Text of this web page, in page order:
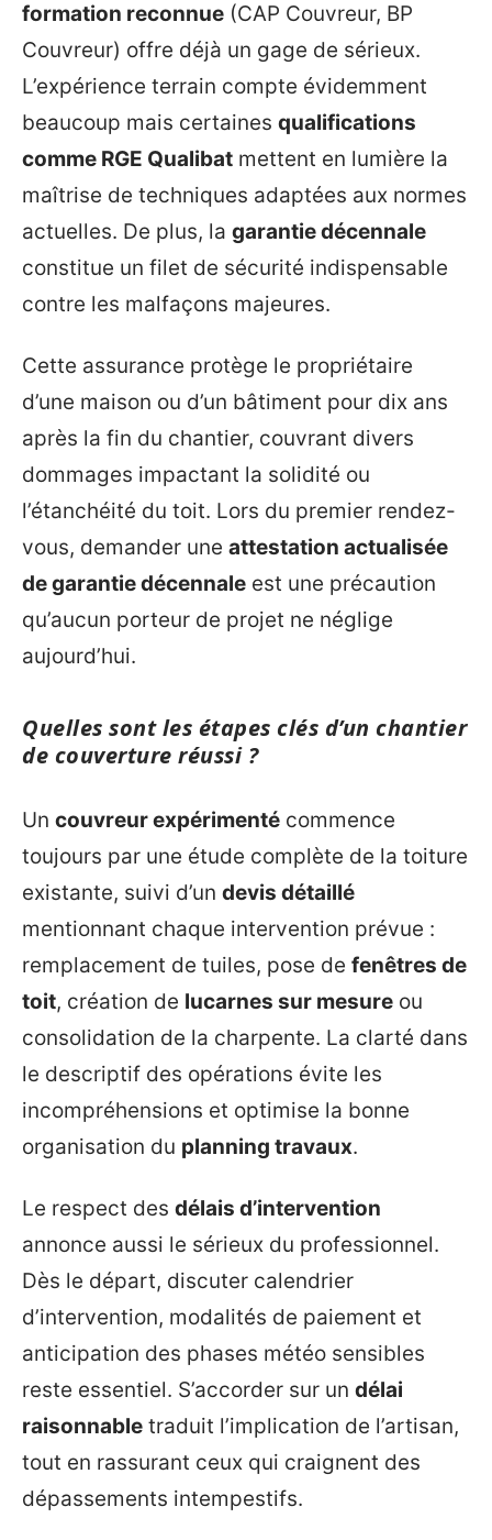
formation reconnue (CAP Couvreur, BP
Couvreur) offre déjà un gage de sérieux.
L’expérience terrain compte évidemment
beaucoup mais certaines qualifications
comme RGE Qualibat mettent en lumière la
maîtrise de techniques adaptées aux normes
actuelles. De plus, la garantie décennale
constitue un filet de sécurité indispensable
contre les malfaçons majeures.
Cette assurance protège le propriétaire
d’une maison ou d’un bâtiment pour dix ans
après la fin du chantier, couvrant divers
dommages impactant la solidité ou
l’étanchéité du toit. Lors du premier rendez-
vous, demander une attestation actualisée
de garantie décennale est une précaution
qu’aucun porteur de projet ne néglige
aujourd’hui.
Quelles sont les étapes clés d’un chantier
de couverture réussi ?
Un couvreur expérimenté commence
toujours par une étude complète de la toiture
existante, suivi d’un devis détaillé
mentionnant chaque intervention prévue :
remplacement de tuiles, pose de fenêtres de
toit, création de lucarnes sur mesure ou
consolidation de la charpente. La clarté dans
le descriptif des opérations évite les
incompréhensions et optimise la bonne
organisation du planning travaux.
Le respect des délais d’intervention
annonce aussi le sérieux du professionnel.
Dès le départ, discuter calendrier
d’intervention, modalités de paiement et
anticipation des phases météo sensibles
reste essentiel. S’accorder sur un délai
raisonnable traduit l’implication de l’artisan,
tout en rassurant ceux qui craignent des
dépassements intempestifs.